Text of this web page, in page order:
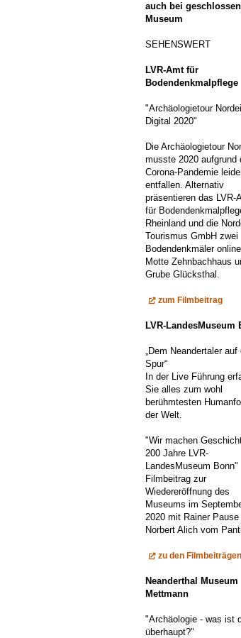
auch bei
Museum
SEHENSWERT
LVR-Amt für
Bodendenkmalpflege
"Archäologietour
Digital 2020"
Die Archäologietour
musste 2020 aufgrund
Corona-Pandemie
entfallen. Alternativ
präsentieren das LVR-
für
Rheinland und die
Tourismus GmbH zwei
Bodendenkmäler
Motte Zehnbachhaus
Grube Glücksthal.
zum Filmbeitrag
LVR-LandesMuseum
„Dem Neandertaler auf
Spur“
In der Live Führung
Sie alles zum wohl
berühmtesten
der Welt.
"Wir machen
200 Jahre LVR-
LandesMuseum Bonn"
Filmbeitrag zur
Wiedereröffnung des
Museums im
2020 mit Rainer Pause
Norbert Alich vom
zu den Filmbeiträgen
Neanderthal Museum
Mettmann
"Archäologie - was ist
überhaupt?"